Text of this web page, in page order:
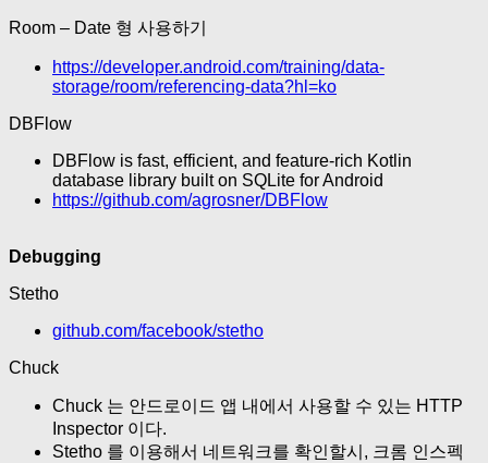
Room – Date 형 사용하기
https://developer.android.com/training/data-
storage/room/referencing-data?hl=ko
DBFlow
DBFlow is fast, efficient, and feature-rich Kotlin
database library built on SQLite for Android
https://github.com/agrosner/DBFlow
Debugging
Stetho
github.com/facebook/stetho
Chuck
Chuck 는 안드로이드 앱 내에서 사용할 수 있는 HTTP
Inspector 이다.
Stetho 를 이용해서 네트워크를 확인할시, 크롬 인스펙